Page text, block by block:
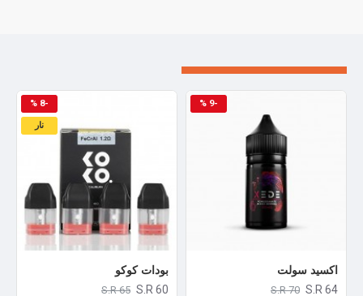
-9 %
اكسيد سولت
S.R 64
S.R 70
نار
-8 %
بودات كوكو
S.R 60
S.R 65